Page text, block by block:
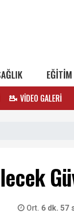
EĞİTİM
VİDEO GALERİ
Ort. 6 dk. 57